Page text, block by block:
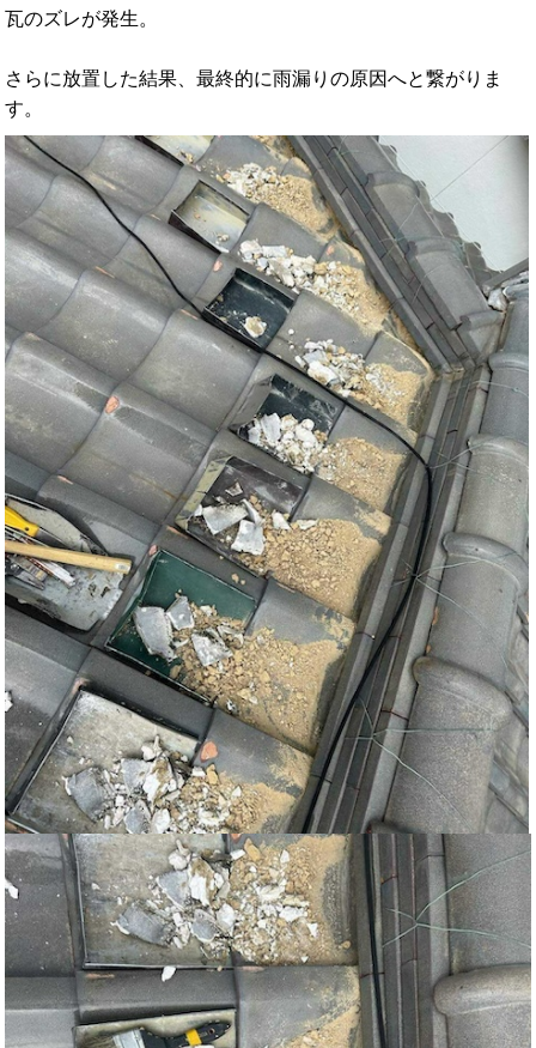
瓦のズレが発生。
さらに放置した結果、最終的に雨漏りの原因へと繋がりま
す。